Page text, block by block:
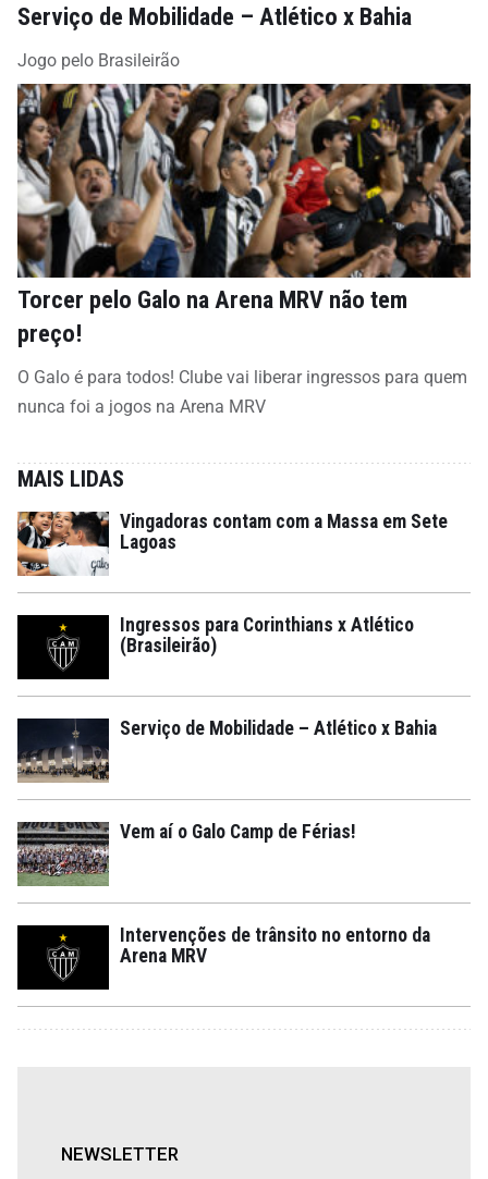
Serviço de Mobilidade – Atlético x Bahia
Jogo pelo Brasileirão
Torcer pelo Galo na Arena MRV não tem
preço!
O Galo é para todos! Clube vai liberar ingressos para quem
nunca foi a jogos na Arena MRV
MAIS LIDAS
Vingadoras contam com a Massa em Sete
Lagoas
Ingressos para Corinthians x Atlético
(Brasileirão)
Serviço de Mobilidade – Atlético x Bahia
Vem aí o Galo Camp de Férias!
Intervenções de trânsito no entorno da
Arena MRV
NEWSLETTER